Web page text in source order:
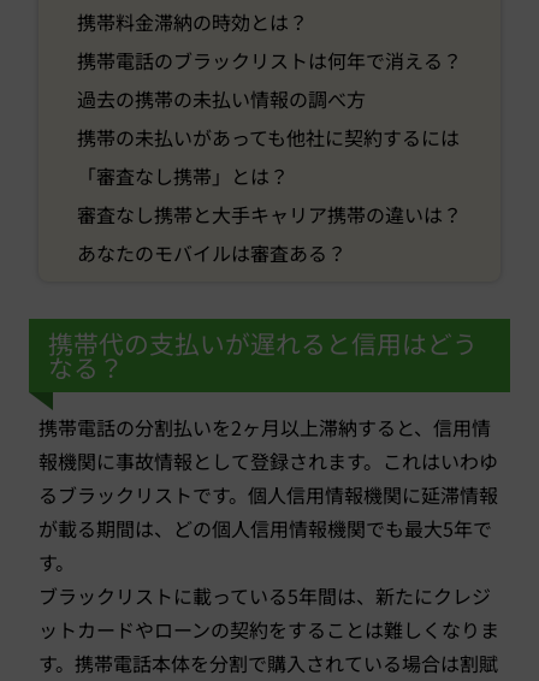
携帯料金滞納の時効とは？
携帯電話のブラックリストは何年で消える？
過去の携帯の未払い情報の調べ方
携帯の未払いがあっても他社に契約するには
「審査なし携帯」とは？
審査なし携帯と大手キャリア携帯の違いは？
あなたのモバイルは審査ある？
携帯代の支払いが遅れると信用はどう
なる？
携帯電話の分割払いを2ヶ月以上滞納すると、信用情
報機関に事故情報として登録されます。これはいわゆ
るブラックリストです。個人信用情報機関に延滞情報
が載る期間は、どの個人信用情報機関でも最大5年で
す。
ブラックリストに載っている5年間は、新たにクレジ
ットカードやローンの契約をすることは難しくなりま
す。携帯電話本体を分割で購入されている場合は割賦